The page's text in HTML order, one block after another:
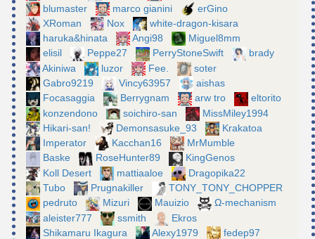
blumaster
marco gianini
erGino
XRoman
Nox
white-dragon-kisara
haruka&hinata
Angi98
Miguel8mm
elisil
Peppe27 PerryStoneSwift
brady
Akiniwa
luzor Fee.
soter
Gabro9219
Vincy63957
aishas
Focasaggia
Berrygnam arw tro
eltorito
konzendono
soichiro-san
MissMiley1994
Hikari-san!
Demonsasuke_93
Krakatoa
Imperator
Kacchan16
MrMumble
Baske
RoseHunter89
KingGenos
Koll Desert
mattiaaloe
Dragopika22
Tubo
Prugnakiller
TONY_TONY_CHOPPER
pedruto
Mizuri Mauizio
Ω-mechanism
aleister777
ssmith
Ekros
Shikamaru Ikagura
Alexy1979
fedep97